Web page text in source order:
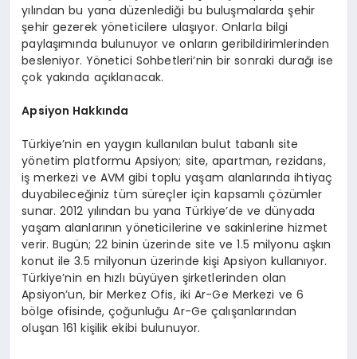
yılından bu yana düzenlediği bu buluşmalarda şehir
şehir gezerek yöneticilere ulaşıyor. Onlarla bilgi
paylaşımında bulunuyor ve onların geribildirimlerinden
besleniyor. Yönetici Sohbetleri’nin bir sonraki durağı ise
çok yakında açıklanacak.
Apsiyon Hakkında
Türkiye’nin en yaygın kullanılan bulut tabanlı site
yönetim platformu Apsiyon; site, apartman, rezidans,
iş merkezi ve AVM gibi toplu yaşam alanlarında ihtiyaç
duyabileceğiniz tüm süreçler için kapsamlı çözümler
sunar. 2012 yılından bu yana Türkiye’de ve dünyada
yaşam alanlarının yöneticilerine ve sakinlerine hizmet
verir. Bugün; 22 binin üzerinde site ve 1.5 milyonu aşkın
konut ile 3.5 milyonun üzerinde kişi Apsiyon kullanıyor.
Türkiye’nin en hızlı büyüyen şirketlerinden olan
Apsiyon’un, bir Merkez Ofis, iki Ar-Ge Merkezi ve 6
bölge ofisinde, çoğunluğu Ar-Ge çalışanlarından
oluşan 161 kişilik ekibi bulunuyor.